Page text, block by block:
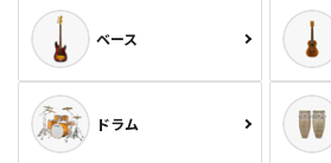
ベース
ドラム